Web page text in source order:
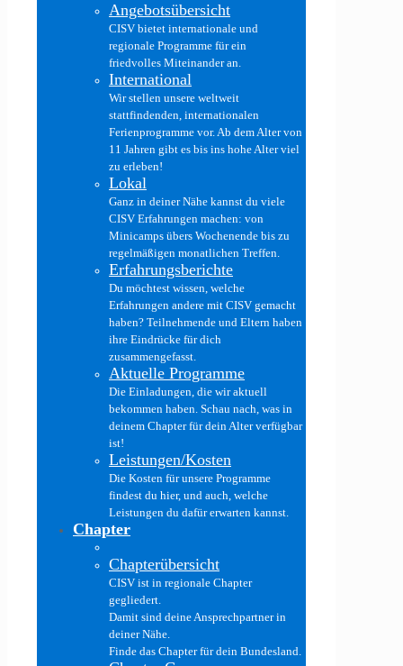
Angebotsübersicht
CISV bietet internationale und
regionale Programme für ein
friedvolles Miteinander an.
International
Wir stellen unsere weltweit
stattfindenden, internationalen
Ferienprogramme vor. Ab dem Alter von
11 Jahren gibt es bis ins hohe Alter viel
zu erleben!
Lokal
Ganz in deiner Nähe kannst du viele
CISV Erfahrungen machen: von
Minicamps übers Wochenende bis zu
regelmäßigen monatlichen Treffen.
Erfahrungsberichte
Du möchtest wissen, welche
Erfahrungen andere mit CISV gemacht
haben? Teilnehmende und Eltern haben
ihre Eindrücke für dich
zusammengefasst.
Aktuelle Programme
Die Einladungen, die wir aktuell
bekommen haben. Schau nach, was in
deinem Chapter für dein Alter verfügbar
ist!
Leistungen/Kosten
Die Kosten für unsere Programme
findest du hier, und auch, welche
Leistungen du dafür erwarten kannst.
Chapter
Chapterübersicht
CISV ist in regionale Chapter
gegliedert.
Damit sind deine Ansprechpartner in
deiner Nähe.
Finde das Chapter für dein Bundesland.